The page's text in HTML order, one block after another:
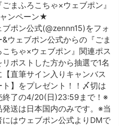
まふろこちゃ×ウェブポン』
ンペーン★
ブポン公式(@zennn15)をフォ
&ウェブポン公式からの『ごま
こちゃ×ウェブポン』関連ポス
リポストした方から抽選で1名
【直筆サイン入りキャンバス
ト】をプレゼント！！〆切は
終了の4/20(日)23:59まで！※
発送は日本国内のみです。※当
にはウェブポン公式よりDMで